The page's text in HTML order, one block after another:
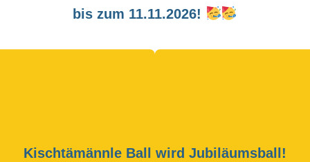
bis zum 11.11.2026!
Kischtämännle Ball wird Jubiläumsball!